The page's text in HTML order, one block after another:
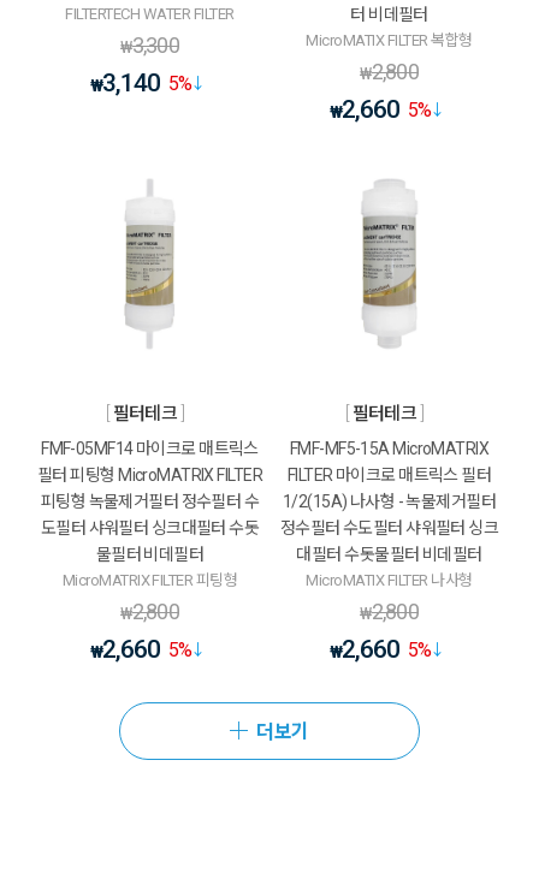
FILTERTECH WATER FILTER
₩3,300
₩3,140 5%
터 비데필터
MicroMATIX FILTER 복합형
₩2,800
₩2,660 5%
필터테크
FMF-05MF14 마이크로 매트릭스
필터 피팅형 MicroMATRIX FILTER
피팅형 녹물제거필터 정수필터 수
도필터 샤워필터 싱크대필터 수돗
물필터 비데필터
MicroMATRIX FILTER 피팅형
₩2,800
₩2,660 5%
필터테크
FMF-MF5-15A MicroMATRIX
FILTER 마이크로 매트릭스 필터
1/2(15A) 나사형 - 녹물제거필터
정수필터 수도필터 샤워필터 싱크
대필터 수돗물필터 비데필터
MicroMATIX FILTER 나사형
₩2,800
₩2,660 5%
더보기